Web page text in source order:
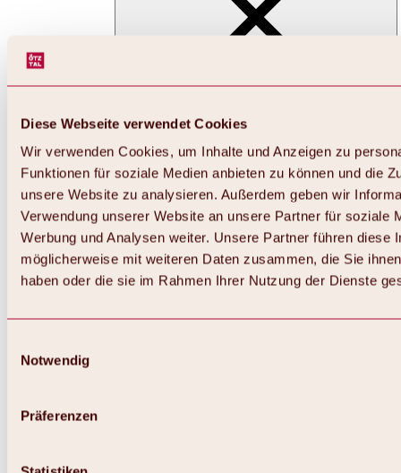
Diese Webseite verwendet Cookies
Wir verwenden Cookies, um Inhalte und Anzeigen zu
Funktionen für soziale Medien anbieten zu können und die
unsere Website zu analysieren. Außerdem geben wir
Verwendung unserer Website an unsere Partner für soziale
Werbung und Analysen weiter. Unsere Partner führen diese
möglicherweise mit weiteren Daten zusammen, die Sie
haben oder die sie im Rahmen Ihrer Nutzung der Dienste
Notwendig
Präferenzen